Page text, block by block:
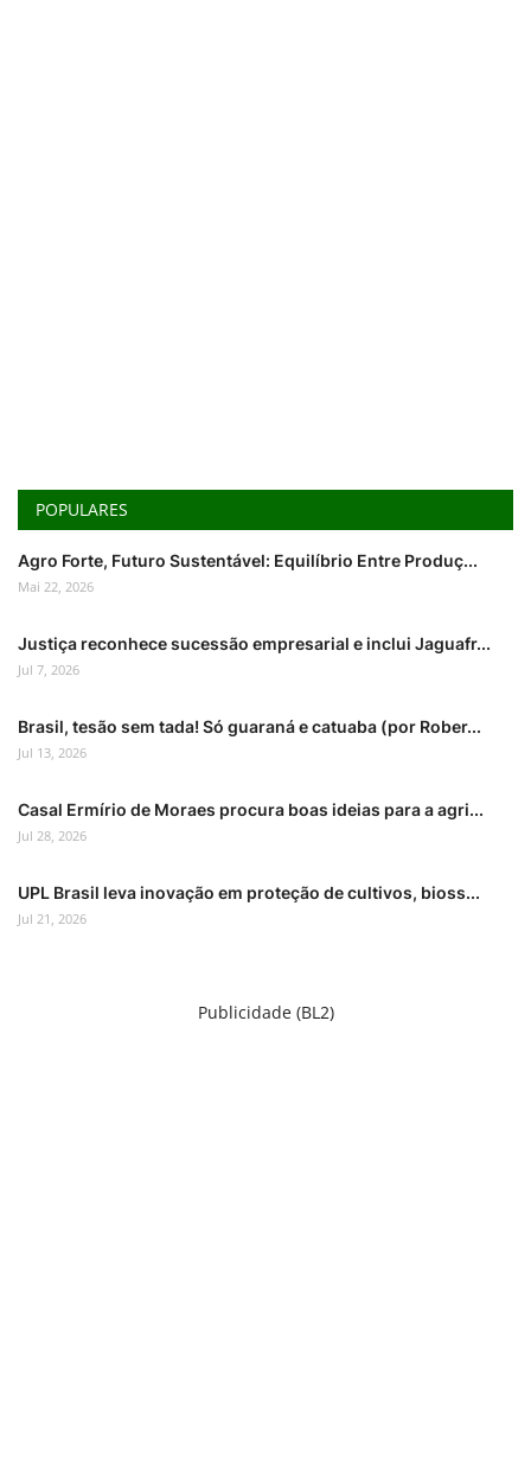
POPULARES
Agro Forte, Futuro Sustentável: Equilíbrio Entre Produç...
Mai 22, 2026
Justiça reconhece sucessão empresarial e inclui Jaguafr...
Jul 7, 2026
Brasil, tesão sem tada! Só guaraná e catuaba (por Rober...
Jul 13, 2026
Casal Ermírio de Moraes procura boas ideias para a agri...
Jul 28, 2026
UPL Brasil leva inovação em proteção de cultivos, bioss...
Jul 21, 2026
Publicidade (BL2)